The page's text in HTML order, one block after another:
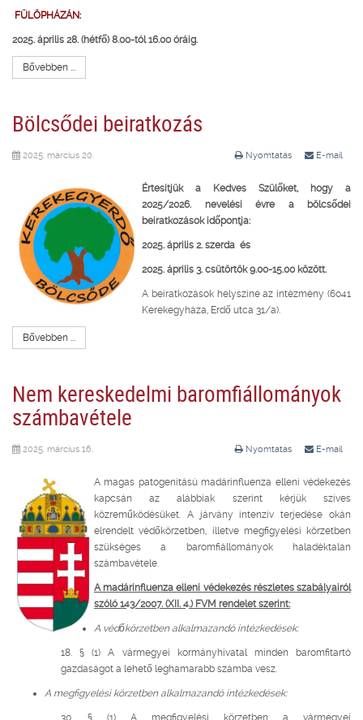
FÜLÖPHÁZÁN:
2025. április 28. (hétfő) 8.00-tól 16.00 óráig.
Bővebben ...
Bölcsődei beiratkozás
Nyomtatás E-mail
2025. március 20.
Értesítjük a Kedves Szülőket, hogy a
2025/2026. nevelési évre a bölcsődei
beiratkozások időpontja:
2025. április 2. szerda és
2025. április 3. csütörtök 9.00-15.00 között.
A beiratkozások helyszíne az intézmény (6041
Kerekegyháza, Erdő utca 31/a).
Bővebben ...
Nem kereskedelmi baromfiállományok
számbavétele
Nyomtatás E-mail
2025. március 16.
A magas patogenitású madárinfluenza elleni védekezés
kapcsán az alábbiak szerint kérjük szíves
közreműködésüket. A járvány intenzív terjedése okán
elrendelt védőkörzetben, illetve megfigyelési körzetben
szükséges a baromfiállományok haladéktalan
számbavétele.
A madárinfluenza elleni védekezés részletes szabályairól
szóló 143/2007. (XII. 4.) FVM rendelet szerint:
A védőkörzetben alkalmazandó intézkedések:
18. § (1) A vármegyei kormányhivatal minden baromfitartó
gazdaságot a lehető leghamarabb számba vesz.
A megfigyelési körzetben alkalmazandó intézkedések:
30. § (1) A megfigyelési körzetben a vármegyei